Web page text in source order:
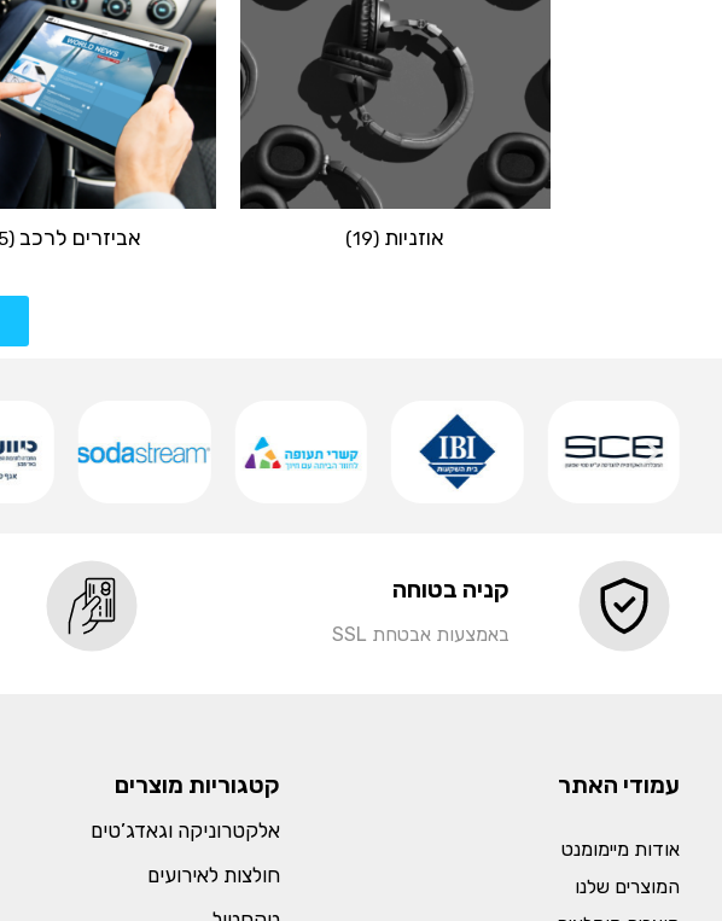
אוזניות (19) אביזרים לרכב (25)
קניה בטוחה
באמצעות אבטחת SSL
עמודי האתר
אודות מיימומנט
המוצרים שלנו
קטגוריות מוצרים
אלקטרוניקה וגאדג’טים
חולצות לאירועים